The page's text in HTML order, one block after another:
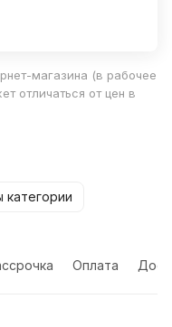
магазина (в рабочее
отличаться от цен в
категории
Оплата